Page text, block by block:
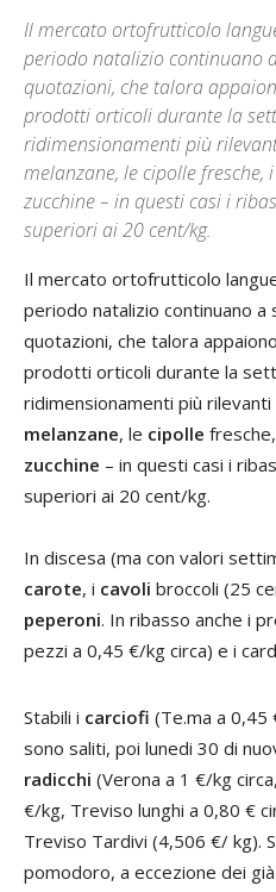
Il mercato ortofrutticolo
periodo natalizio continuano
quotazioni, che talora
prodotti orticoli durante la
ridimensionamenti più
melanzane, le cipolle fresche,
zucchine – in questi casi i
superiori ai 20 cent/kg.
Il mercato ortofrutticolo
periodo natalizio continuano a
quotazioni, che talora
prodotti orticoli durante la
ridimensionamenti più
melanzane, le cipolle
zucchine – in questi casi i
superiori ai 20 cent/kg.
In discesa (ma con valori
carote, i cavoli broccoli (25
peperoni. In ribasso anche i
pezzi a 0,45 €/kg circa) e i
Stabili i carciofi (Te.ma a 0,45
sono saliti, poi lunedi 30 di
radicchi (Verona a 1 €/kg
€/kg, Treviso lunghi a 0,80 €
Treviso Tardivi (4,506 €/ kg).
pomodoro, a eccezione dei